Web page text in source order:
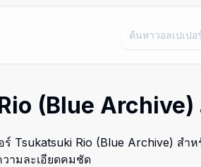
(Blue
ร์ Tsukatsuki Rio (Blue Archive) สำ
ามละเอียดคมชัด